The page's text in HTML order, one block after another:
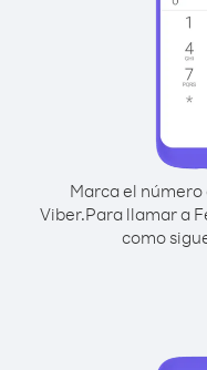
Marca el
Viber.Para llamar a
como